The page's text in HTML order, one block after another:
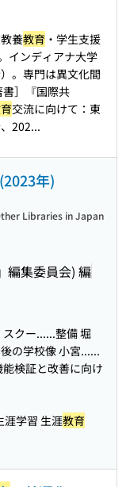
養教育 ・学生支援
インディアナ大学
。専門は異文化間
］『国際共
交流に向けて：東
202...
年)
編集委員会) 編
Libraries in Japan
クー......整備 堀
の学校像 小宮......
検証と改善に向け
涯学習 生涯教育